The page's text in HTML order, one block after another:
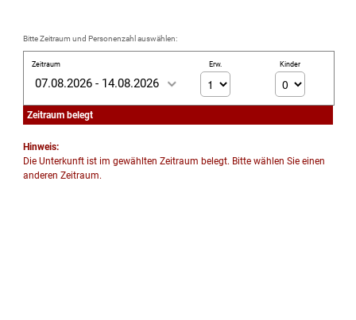
Bitte Zeitraum und Personenzahl auswählen:
Zeitraum Erw. Kinder
07.08.2026 - 14.08.2026
Zeitraum belegt
Hinweis:
Die Unterkunft ist im gewählten Zeitraum belegt. Bitte wählen Sie einen
anderen Zeitraum.